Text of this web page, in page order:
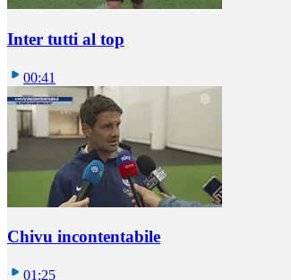
Inter tutti al top
00:41
Chivu incontentabile
01:25